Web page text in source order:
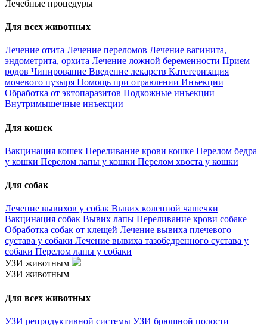
Лечебные процедуры
Для всех животных
Лечение отита Лечение переломов Лечение вагинита,
эндометрита, орхита Лечение ложной беременности Прием
родов Чипирование Введение лекарств Катетеризация
мочевого пузыря Помощь при отравлении Инъекции
Обработка от эктопаразитов Подкожные инъекции
Внутримышечные инъекции
Для кошек
Вакцинация кошек Переливание крови кошке Перелом бедра
у кошки Перелом лапы у кошки Перелом хвоста у кошки
Для собак
Лечение вывихов у собак Вывих коленной чашечки
Вакцинация собак Вывих лапы Переливание крови собаке
Обработка собак от клещей Лечение вывиха плечевого
сустава у собаки Лечение вывиха тазобедренного сустава у
собаки Перелом лапы у собаки
УЗИ животным
УЗИ животным
Для всех животных
УЗИ репродуктивной системы УЗИ брюшной полости